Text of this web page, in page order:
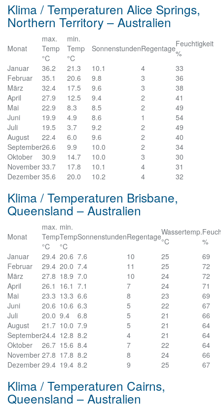
Klima / Temperaturen Alice Springs,
Northern Territory – Australien
Monat
max.
Temp
°C
min.
Temp
°C
SonnenstundenRegentageFeuchtigkeit
%
Januar
36.2 21.3 10.1 4
33
Februar
35.1 20.6 9.8 3
36
März
32.4 17.5 9.6 3
38
April
27.9 12.5 9.4 2
41
Mai
22.9 8.3 8.5 2
49
Juni
19.9 4.9 8.6 1
54
Juli
19.5 3.7 9.2 2
49
August
22.4 6.0 9.6 2
40
September26.6 9.9 10.0 2
34
Oktober
30.9 14.7 10.0 3
30
November 33.7 17.8 10.1 4
31
Dezember 35.6 20.0 10.2 4 32
Klima / Temperaturen Brisbane,
Queensland – Australien
Monat
max.
Temp
°C
min.
Temp
°C
SonnenstundenRegentageWassertemp.
°C
%
Januar
29.4 20.6 7.6 10 25
69
Februar
29.4 20.0 7.4 11 25
72
März
27.8 18.9 7.0 10 24
72
April
26.1 16.1 7.1 7 24
71
Mai
23.3 13.3 6.6 8 23
69
Juni
20.6 10.6 6.3 5 22
67
Juli
20.0 9.4 6.8 5 21
66
August
21.7 10.0 7.9 5 21
64
September24.4 12.8 8.2 4 21
64
Oktober
26.7 15.6 8.4 7 22
64
November 27.8 17.8 8.2 8 24
66
Dezember 29.4 19.4 8.2 9 25 67
Klima / Temperaturen Cairns,
Queensland – Australien